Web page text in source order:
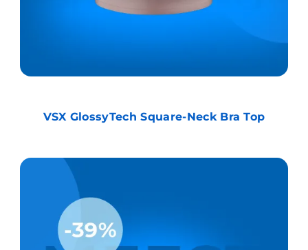
VSX GlossyTech Square-Neck Bra Top